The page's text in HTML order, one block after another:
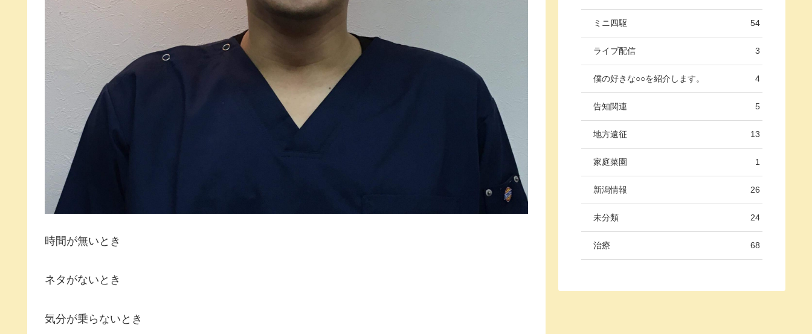
時間が無いとき
ネタがないとき
気分が乗らないとき
ミニ四駆 54
ライブ配信 3
僕の好きな○○を紹介します。 4
告知関連 5
地方遠征 13
家庭菜園 1
新潟情報 26
未分類 24
治療 68